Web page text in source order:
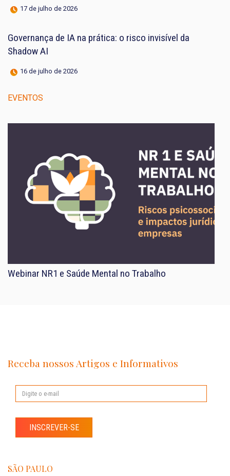
17 de julho de 2026
Governança de IA na prática: o risco invisível da
Shadow AI
16 de julho de 2026
EVENTOS
Webinar NR1 e Saúde Mental no Trabalho
Receba nossos Artigos e Informativos
INSCREVER-SE
SÃO PAULO